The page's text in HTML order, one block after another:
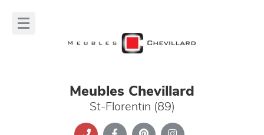
Meubles Chevillard
St-Florentin (89)